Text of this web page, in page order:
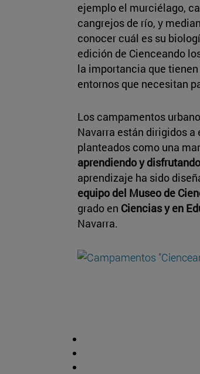
ejemplo el murciélago,
cangrejos de río, y
conocer cuál es su
edición de Cienceando
la importancia que
entornos que necesitan
Los campamentos
Navarra están dirigidos a
planteados como una
aprendiendo y
aprendizaje ha sido
equipo del Museo de
grado en Ciencias y en
Navarra.